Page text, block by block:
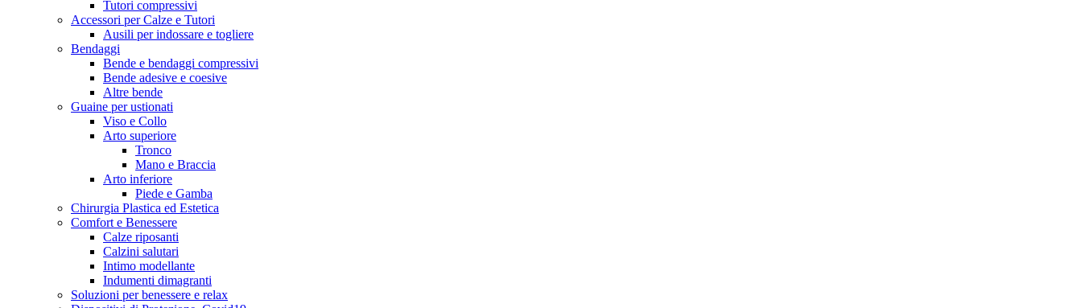
Tutori compressivi
Accessori per Calze e Tutori
Ausili per indossare e togliere
Bendaggi
Bende e bendaggi compressivi
Bende adesive e coesive
Altre bende
Guaine per ustionati
Viso e Collo
Arto superiore
Tronco
Mano e Braccia
Arto inferiore
Piede e Gamba
Chirurgia Plastica ed Estetica
Comfort e Benessere
Calze riposanti
Calzini salutari
Intimo modellante
Indumenti dimagranti
Soluzioni per benessere e relax